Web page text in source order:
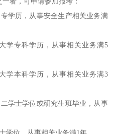
学历，从事安全生产相关业务满
学专科学历，从事相关业务满5
学本科学历，从事相关业务满3
学士学位或研究生班毕业，从事